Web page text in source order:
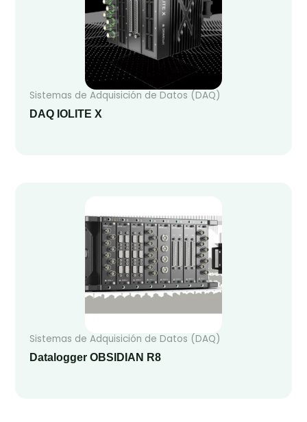
Sistemas de Adquisición de Datos (DAQ)
DAQ IOLITE X
Sistemas de Adquisición de Datos (DAQ)
Datalogger OBSIDIAN R8